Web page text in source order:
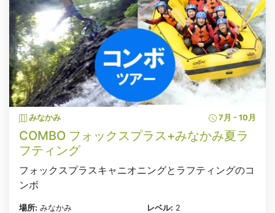
みなかみ 7月 - 10月
COMBO フォックスプラス+みなかみ夏ラ
フティング
フォックスプラスキャニオニングとラフティングのコ
ンボ
場所: みなかみ
レベル: 2